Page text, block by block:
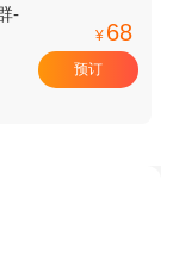
-
¥ 68
预订